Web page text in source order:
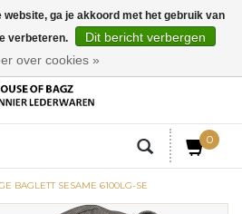
0
BAGLETT SESAME 6100LG-SE
website, ga je akkoord met het gebruik van
verbeteren.
Dit bericht verbergen
over cookies »